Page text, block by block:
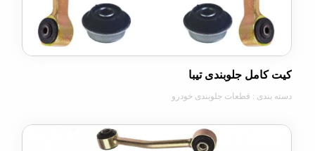
جلوبندی تیبا
: قطعات جلوبندی خودرو